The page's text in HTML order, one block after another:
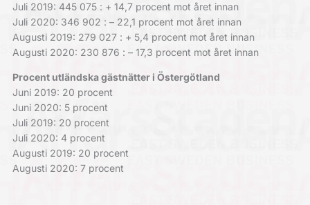
Juli 2019: 445 075 : + 14,7 procent mot året innan
Juli 2020: 346 902 : – 22,1 procent mot året innan
Augusti 2019: 279 027 : + 5,4 procent mot året innan
Augusti 2020: 230 876 : – 17,3 procent mot året innan
Procent utländska gästnätter i Östergötland
Juni 2019: 20 procent
Juni 2020: 5 procent
Juli 2019: 20 procent
Juli 2020: 4 procent
Augusti 2019: 20 procent
Augusti 2020: 7 procent